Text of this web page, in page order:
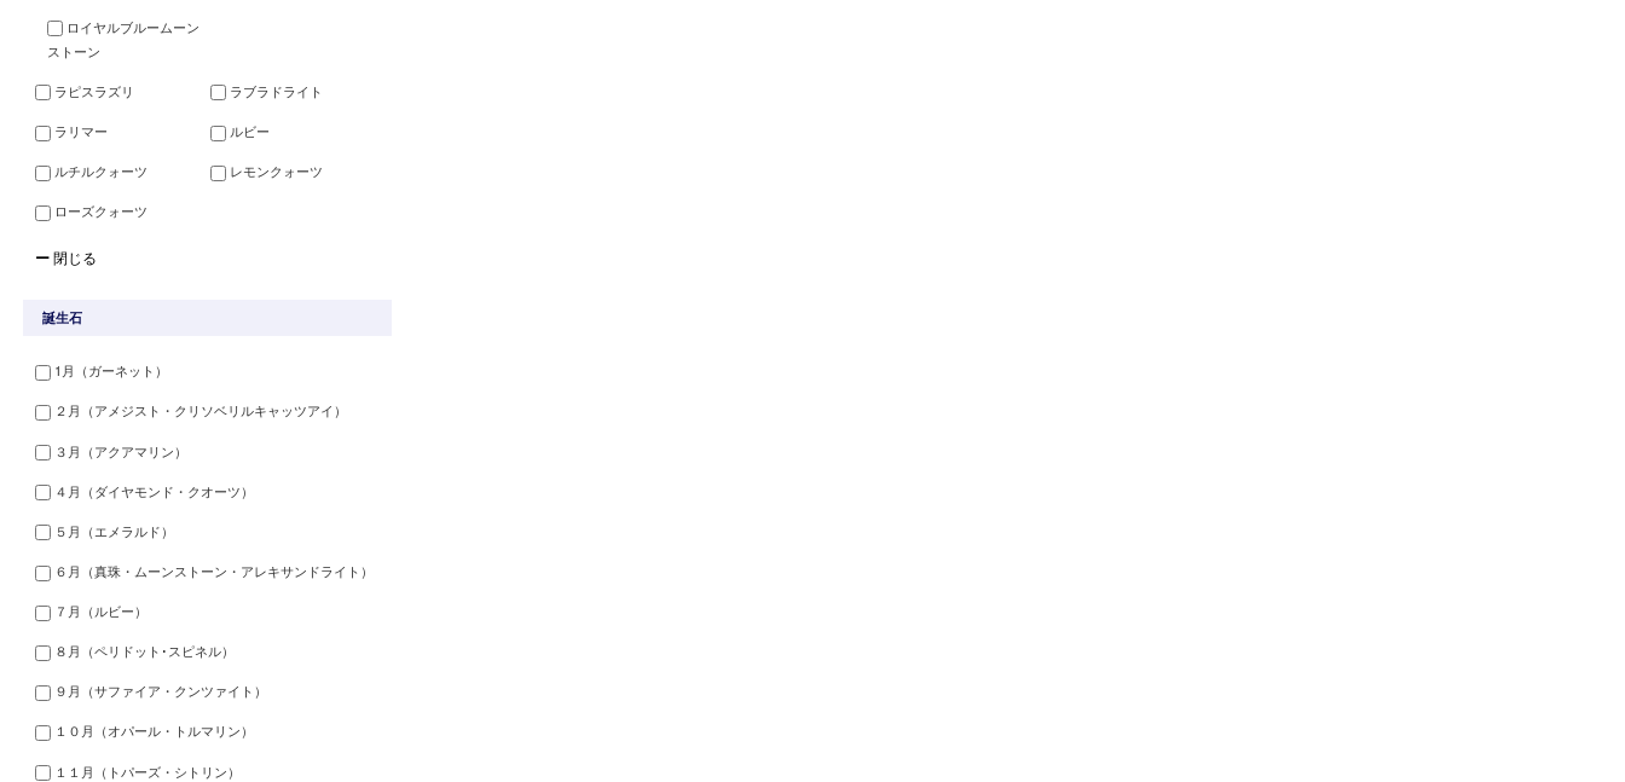
ロイヤルブルームーン
ストーン
ラピスラズリ ラブラドライト
ラリマー ルビー
ルチルクォーツ レモンクォーツ
ローズクォーツ
ー閉じる
誕生石
1月（ガーネット）
２月（アメジスト・クリソベリルキャッツアイ）
３月（アクアマリン）
４月（ダイヤモンド・クオーツ）
５月（エメラルド）
６月（真珠・ムーンストーン・アレキサンドライト）
７月（ルビー）
８月（ペリドット･スピネル）
９月（サファイア・クンツァイト）
１０月（オパール・トルマリン）
１１月（トパーズ・シトリン）